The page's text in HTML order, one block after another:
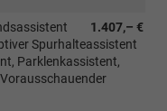
1.407,– €
Spurhalteassistent
Parklenkassistent,